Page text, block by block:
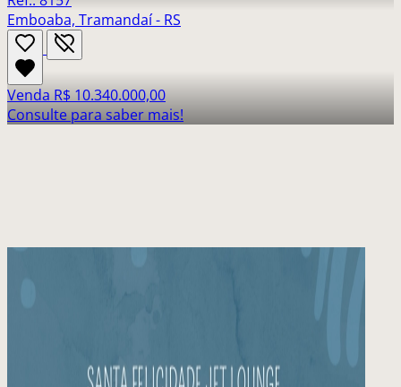
Emboaba, Tramandaí - RS
Venda R$ 10.340.000,00
Consulte para saber mais!